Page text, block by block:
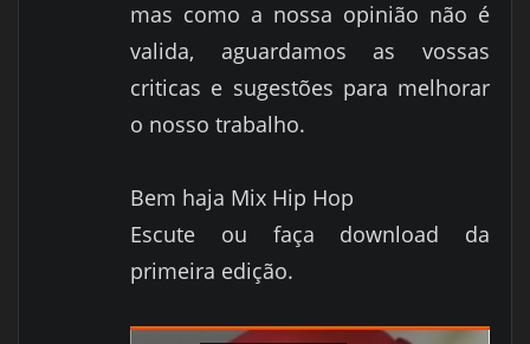
mas como a nossa opinião não é
valida, aguardamos as vossas
criticas e sugestões para melhorar
o nosso trabalho.
Bem haja Mix Hip Hop
Escute ou faça download da
primeira edição.